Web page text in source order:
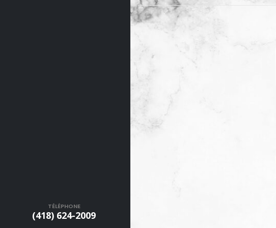
TÉLÉPHONE
(418) 624-2009